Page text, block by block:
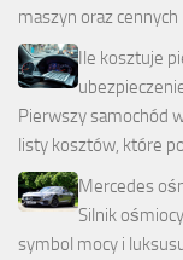
maszyn oraz
Ile kosztuje
Pierwszy samochód
listy kosztów, które
Mercedes
Silnik
symbol mocy i